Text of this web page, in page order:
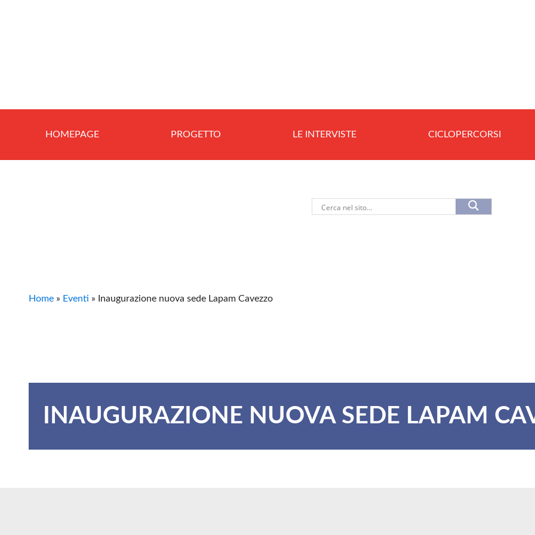
HOMEPAGE PROGETTO LE INTERVISTE CICLOPERCORSI
Home » Eventi » Inaugurazione nuova sede Lapam Cavezzo
INAUGURAZIONE NUOVA SEDE LAPAM